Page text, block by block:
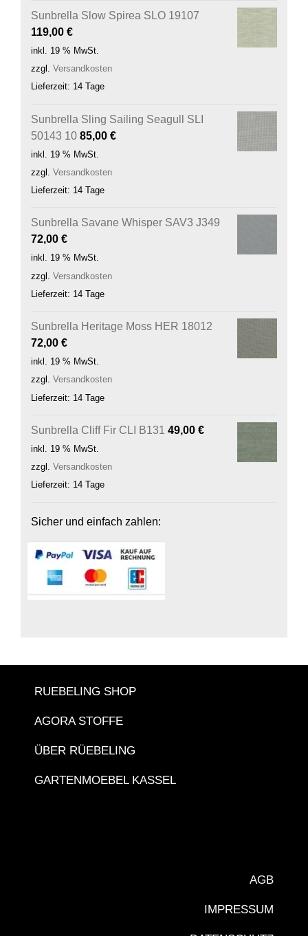
Sunbrella Slow Spirea SLO 19107
119,00 €
inkl. 19 % MwSt.
zzgl. Versandkosten
Lieferzeit: 14 Tage
Sunbrella Sling Sailing Seagull SLI
50143 10 85,00 €
inkl. 19 % MwSt.
zzgl. Versandkosten
Lieferzeit: 14 Tage
Sunbrella Savane Whisper SAV3 J349
72,00 €
inkl. 19 % MwSt.
zzgl. Versandkosten
Lieferzeit: 14 Tage
Sunbrella Heritage Moss HER 18012
72,00 €
inkl. 19 % MwSt.
zzgl. Versandkosten
Lieferzeit: 14 Tage
Sunbrella Cliff Fir CLI B131 49,00 €
inkl. 19 % MwSt.
zzgl. Versandkosten
Lieferzeit: 14 Tage
Sicher und einfach zahlen:
RUEBELING SHOP
AGORA STOFFE
ÜBER RÜEBELING
GARTENMOEBEL KASSEL
AGB
IMPRESSUM